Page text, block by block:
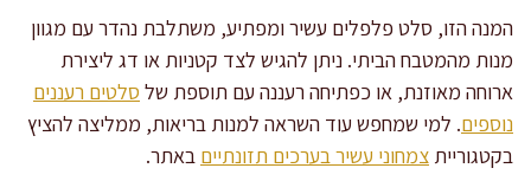
המנה הזו, סלט פלפלים עשיר ומפתיע, משתלבת נהדר עם מגוון
מנות מהמטבח הביתי. ניתן להגיש לצד קטניות או דג ליצירת
ארוחה מאוזנת, או כפתיחה רעננה עם תוספת של סלטים רעננים
נוספים. למי שמחפש עוד השראה למנות בריאות, ממליצה להציץ
בקטגוריית צמחוני עשיר בערכים תזונתיים באתר.